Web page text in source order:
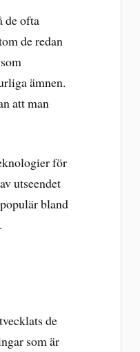
de ofta
de redan
ämnen.
att man
för
utseendet
bland
de
som är